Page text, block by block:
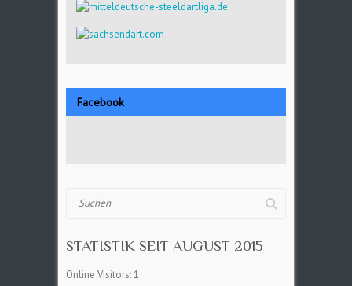
Facebook
STATISTIK SEIT AUGUST 2015
Online Visitors:1